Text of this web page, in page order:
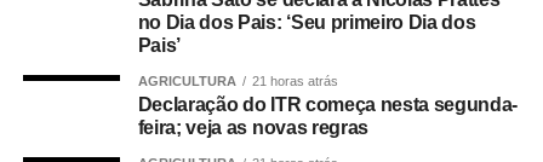
no Dia dos Pais: ‘Seu primeiro Dia dos
Pais’
AGRICULTURA 21 horas atrás
Declaração do ITR começa nesta segunda-
feira; veja as novas regras